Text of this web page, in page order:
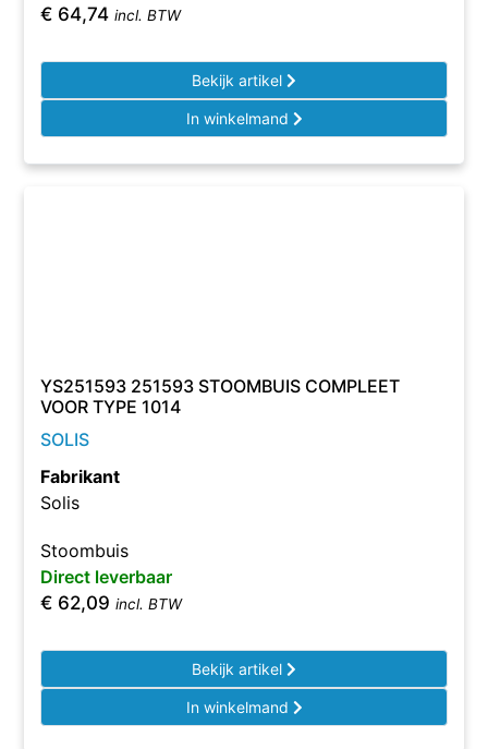
€ 64,74 incl. BTW
Bekijk artikel
In winkelmand
YS251593 251593 STOOMBUIS COMPLEET
VOOR TYPE 1014
SOLIS
Fabrikant
Solis
Stoombuis
Direct leverbaar
€ 62,09 incl. BTW
Bekijk artikel
In winkelmand